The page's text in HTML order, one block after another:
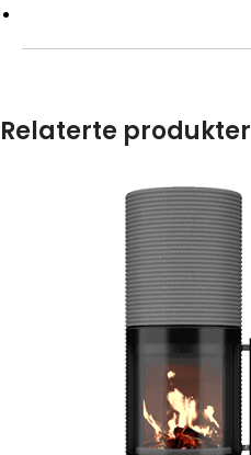
Relaterte produkter